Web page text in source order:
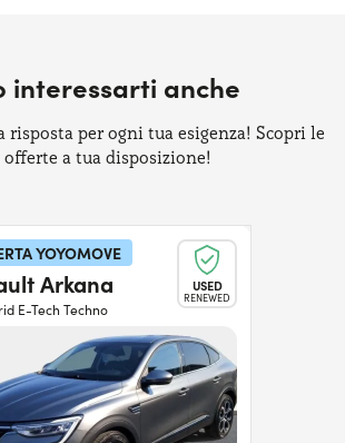
interessarti anche
risposta per ogni tua esigenza! Scopri le
a tua disposizione!
YOYOMOVE
USED
RENEWED
Arkana
E-Tech Techno